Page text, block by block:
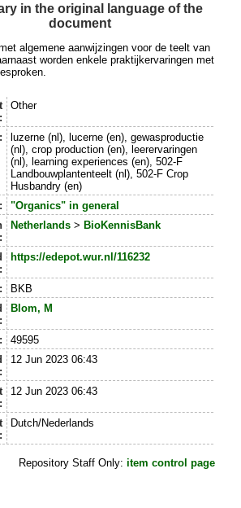
in the original language of the
document
algemene aanwijzingen voor de teelt van
worden enkele praktijkervaringen met
Other
luzerne (nl), lucerne (en), gewasproductie
(nl), crop production (en), leerervaringen
(nl), learning experiences (en), 502-F
Landbouwplantenteelt (nl), 502-F Crop
Husbandry (en)
"Organics" in general
Netherlands> BioKennisBank
https://edepot.wur.nl/116232
BKB
Blom, M
49595
12 Jun 2023 06:43
12 Jun 2023 06:43
Dutch/Nederlands
Repository Staff Only:item control page